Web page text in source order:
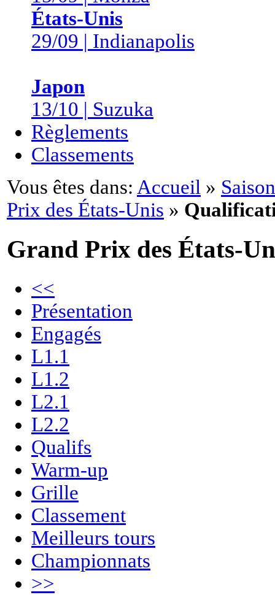
États-Unis
29/09 | Indianapolis
Japon
13/10 | Suzuka
Règlements
Classements
Vous êtes dans: Accueil »
Prix des États-Unis »
Grand Prix des États-
<<
Présentation
Engagés
L1.1
L1.2
L2.1
L2.2
Qualifs
Warm-up
Grille
Classement
Meilleurs tours
Championnats
>>